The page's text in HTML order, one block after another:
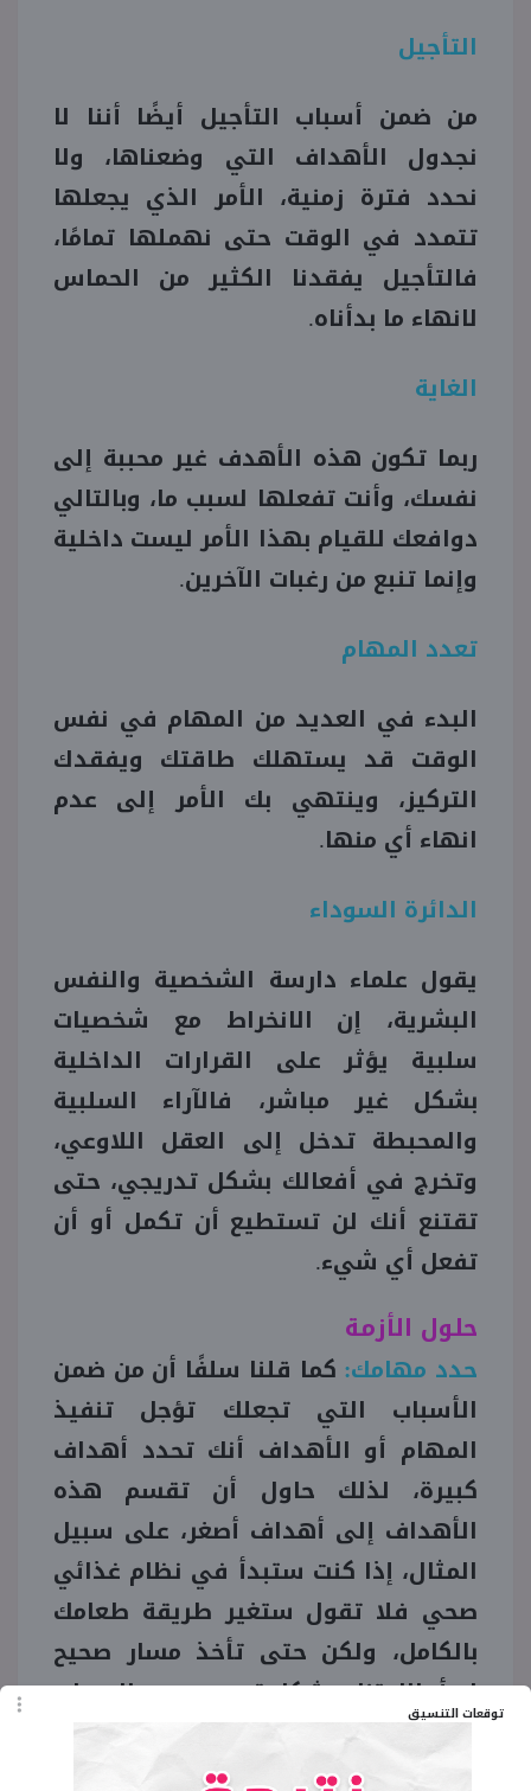
توقعات التنسيق
التأجيل
من ضمن أسباب التأجيل أيضًا أننا لا
نجدول الأهداف التي وضعناها، ولا
نحدد فترة زمنية، الأمر الذي يجعلها
تتمدد في الوقت حتى نهملها تمامًا،
فالتأجيل يفقدنا الكثير من الحماس
لانهاء ما بدأناه.
الغاية
ربما تكون هذه الأهدف غير محببة إلى
نفسك، وأنت تفعلها لسبب ما، وبالتالي
دوافعك للقيام بهذا الأمر ليست داخلية
وإنما تنبع من رغبات الآخرين.
تعدد المهام
البدء في العديد من المهام في نفس
الوقت قد يستهلك طاقتك ويفقدك
التركيز، وينتهي بك الأمر إلى عدم
انهاء أي منها.
الدائرة السوداء
يقول علماء دارسة الشخصية والنفس
البشرية، إن الانخراط مع شخصيات
سلبية يؤثر على القرارات الداخلية
بشكل غير مباشر، فالآراء السلبية
والمحبطة تدخل إلى العقل اللاوعي،
وتخرج في أفعالك بشكل تدريجي، حتى
تقتنع أنك لن تستطيع أن تكمل أو أن
تفعل أي شيء.
حلول الأزمة
حدد مهامك: كما قلنا سلفًا أن من ضمن
الأسباب التي تجعلك تؤجل تنفيذ
المهام أو الأهداف أنك تحدد أهداف
كبيرة، لذلك حاول أن تقسم هذه
الأهداف إلى أهداف أصغر، على سبيل
المثال، إذا كنت ستبدأ في نظام غذائي
صحي فلا تقول ستغير طريقة طعامك
بالكامل، ولكن حتى تأخذ مسار صحيح
ابدأ بالامتناع بشكل تدريجي عن الوجبات
السريعة والأطعمة الدسمة فقط، ثم
نظم وجباتك من جيث الوقت والنوع